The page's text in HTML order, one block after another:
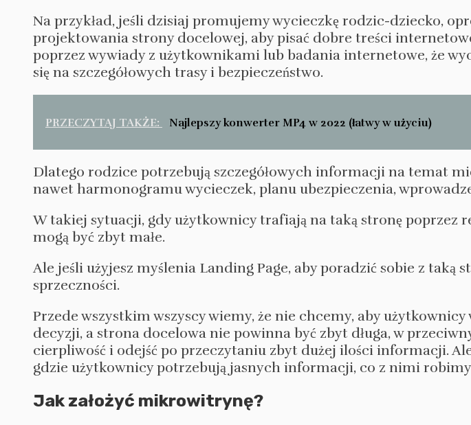
Na przykład, jeśli dzisiaj promujemy wycieczkę rodzic-dziecko,
projektowania strony docelowej, aby pisać dobre treści
poprzez wywiady z użytkownikami lub badania internetowe, że
się na szczegółowych trasy i bezpieczeństwo.
PRZECZYTAJ TAKŻE: Najlepszy konwerter MP4 w 2022 (łatwy w użyciu)
Dlatego rodzice potrzebują szczegółowych informacji na temat
nawet harmonogramu wycieczek, planu ubezpieczenia,
W takiej sytuacji, gdy użytkownicy trafiają na taką stronę poprzez
mogą być zbyt małe.
Ale jeśli użyjesz myślenia Landing Page, aby poradzić sobie z taką
sprzeczności.
Przede wszystkim wszyscy wiemy, że nie chcemy, aby
decyzji, a strona docelowa nie powinna być zbyt długa, w
cierpliwość i odejść po przeczytaniu zbyt dużej ilości informacji.
gdzie użytkownicy potrzebują jasnych informacji, co z nimi
Jak założyć mikrowitrynę?